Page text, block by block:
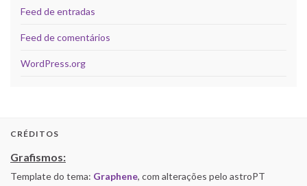
Feed de entradas
Feed de comentários
WordPress.org
CRÉDITOS
Grafismos:
Template do tema: Graphene, com alterações pelo astroPT